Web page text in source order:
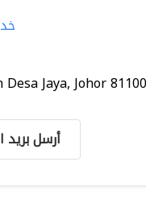
Jaya, Johor
أرسل بريد